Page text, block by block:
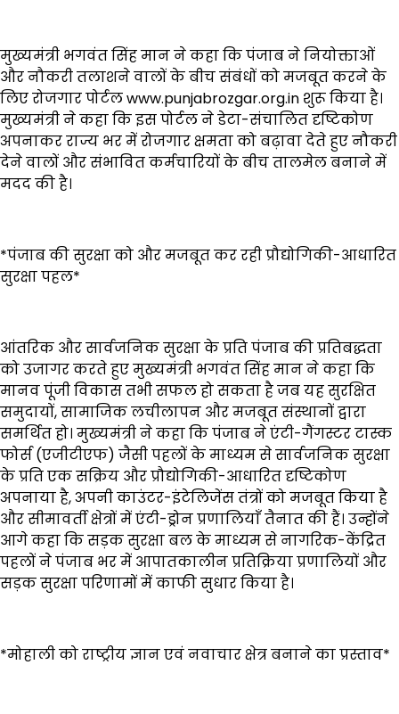
मुख्यमंत्री भगवंत सिंह मान ने कहा कि पंजाब ने नियोक्ताओं
और नौकरी तलाशने वालों के बीच संबंधों को मजबूत करने के
लिए रोजगार पोर्टल www.punjabrozgar.org.in शुरू किया है।
मुख्यमंत्री ने कहा कि इस पोर्टल ने डेटा-संचालित दृष्टिकोण
अपनाकर राज्य भर में रोजगार क्षमता को बढ़ावा देते हुए नौकरी
देने वालों और संभावित कर्मचारियों के बीच तालमेल बनाने में
मदद की है।
*पंजाब की सुरक्षा को और मजबूत कर रही प्रौद्योगिकी-आधारित
सुरक्षा पहल*
आंतरिक और सार्वजनिक सुरक्षा के प्रति पंजाब की प्रतिबद्धता
को उजागर करते हुए मुख्यमंत्री भगवंत सिंह मान ने कहा कि
मानव पूंजी विकास तभी सफल हो सकता है जब यह सुरक्षित
समुदायों, सामाजिक लचीलापन और मजबूत संस्थानों द्वारा
समर्थित हो। मुख्यमंत्री ने कहा कि पंजाब ने एंटी-गैंगस्टर टास्क
फोर्स (एजीटीएफ) जैसी पहलों के माध्यम से सार्वजनिक सुरक्षा
के प्रति एक सक्रिय और प्रौद्योगिकी-आधारित दृष्टिकोण
अपनाया है, अपनी काउंटर-इंटेलिजेंस तंत्रों को मजबूत किया है
और सीमावर्ती क्षेत्रों में एंटी-ड्रोन प्रणालियाँ तैनात की हैं। उन्होंने
आगे कहा कि सड़क सुरक्षा बल के माध्यम से नागरिक-केंद्रित
पहलों ने पंजाब भर में आपातकालीन प्रतिक्रिया प्रणालियों और
सड़क सुरक्षा परिणामों में काफी सुधार किया है।
*मोहाली को राष्ट्रीय ज्ञान एवं नवाचार क्षेत्र बनाने का प्रस्ताव*